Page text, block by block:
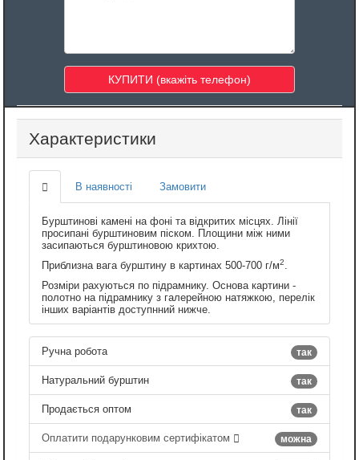
Характеристики
В наявності Замовити
Бурштинові камені на фоні та відкритих місцях. Лінії
просипані бурштиновим піском. Площини між ними
засипаються бурштиновою крихтою.
Приблизна вага бурштину в картинах 500-700 г/м2.
Розміри рахуються по підрамнику. Основа картини -
полотно на підрамнику з галерейною натяжкою, перелік
інших варіантів доступнний нижче.
так
Ручна робота
так
Натуральний бурштин
так
Продається оптом
можна
Оплатити подарунковим сертифікатом